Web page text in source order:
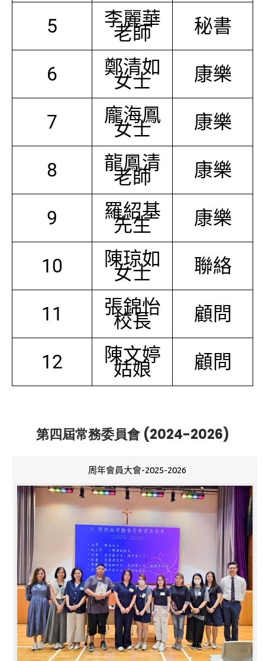
5 李麗華
老師 秘書
6 鄭清如
女士 康樂
7 龐海鳳
女士 康樂
8 龍鳳清
老師 康樂
9 羅紹基
先生 康樂
10 陳琼如
女士 聯絡
11 張錦怡
校長 顧問
12 陳文婷
姑娘 顧問
第四屆常務委員會 (2024-2026)
周年會員大會-2025-2026